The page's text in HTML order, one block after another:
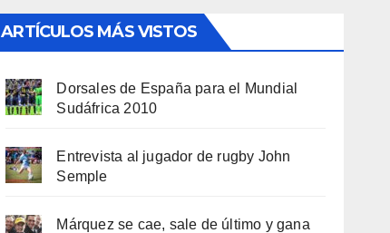
ARTÍCULOS MÁS VISTOS
Dorsales de España para el Mundial
Sudáfrica 2010
Entrevista al jugador de rugby John
Semple
Márquez se cae, sale de último y gana